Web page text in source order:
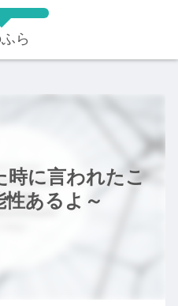
ら
時に言われたこ
あるよ～